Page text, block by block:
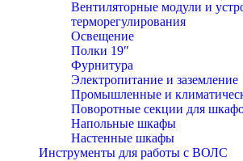
Вентиляторные модули и
терморегулирования
Освещение
Полки 19″
Фурнитура
Электропитание и заземление
Промышленные и
Поворотные секции для
Напольные шкафы
Настенные шкафы
Инструменты для работы с ВОЛС